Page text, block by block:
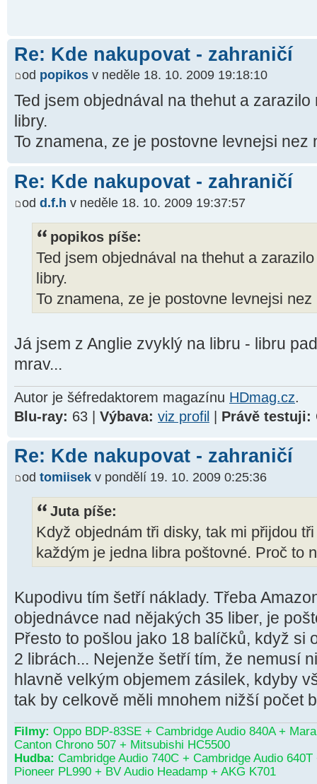
Re: Kde nakupovat - zahraničí
od popikos v neděle 18. 10. 2009 19:18:10
Ted jsem objednával na thehut a
libry.
To znamena, ze je postovne levnejsi
Re: Kde nakupovat - zahraničí
od d.f.h v neděle 18. 10. 2009 19:37:57
popikos píše:
Ted jsem objednával na thehut a
libry.
To znamena, ze je postovne levnejsi
Já jsem z Anglie zvyklý na libru - libru
mrav...
Autor je šéfredaktorem magazínu HDmag.cz.
Blu-ray: 63 | Výbava: viz profil Právě testuji:
Re: Kde nakupovat - zahraničí
od tomiisek v pondělí 19. 10. 2009 0:25:36
Juta píše:
Když objednám tři disky, tak mi přijdou
každým je jedna libra poštovné. Proč to
Kupodivu tím šetří náklady. Třeba
objednávce nad nějakých 35 liber, je
Přesto to pošlou jako 18 balíčků, když si
2 librách... Nejenže šetří tím, že nemusí
hlavně velkým objemem zásilek, kdyby
tak by celkově měli mnohem nižší počet
Filmy: Oppo BDP-83SE + Cambridge Audio 840A +
Canton Chrono 507 + Mitsubishi HC5500
Hudba: Cambridge Audio 740C + Cambridge Audio
Pioneer PL990 + BV Audio Headamp + AKG K701